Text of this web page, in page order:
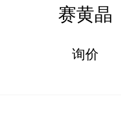
赛黄晶
询价